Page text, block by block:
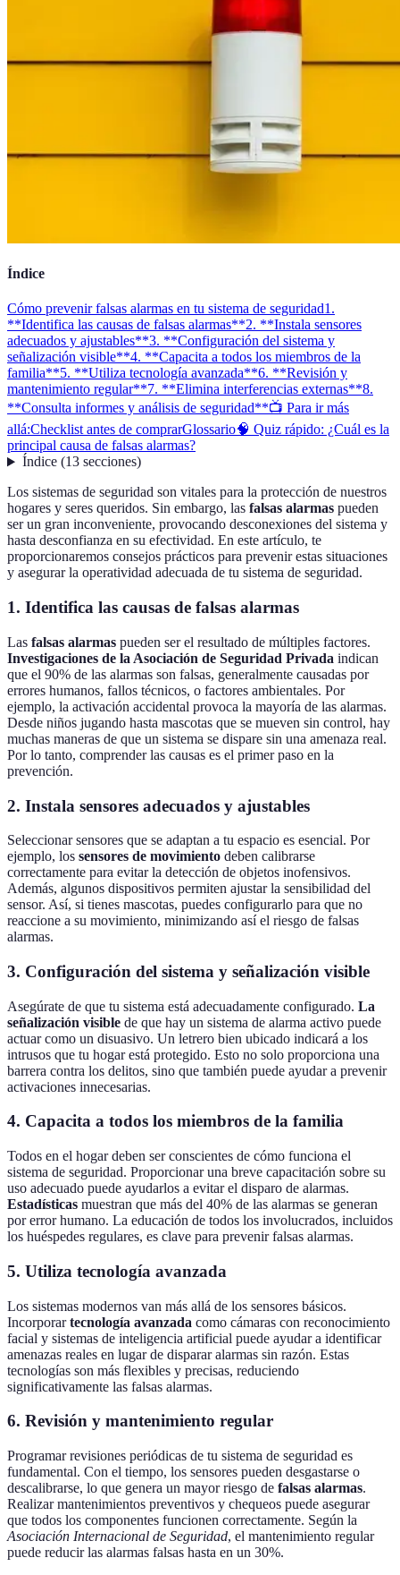
Índice
Cómo prevenir falsas alarmas en tu sistema de seguridad1.
**Identifica las causas de falsas alarmas**2. **Instala sensores
adecuados y ajustables**3. **Configuración del sistema y
señalización visible**4. **Capacita a todos los miembros de la
familia**5. **Utiliza tecnología avanzada**6. **Revisión y
mantenimiento regular**7. **Elimina interferencias externas**8.
**Consulta informes y análisis de seguridad**📺 Para ir más
allá:Checklist antes de comprarGlossario🧠 Quiz rápido: ¿Cuál es la
principal causa de falsas alarmas?
Índice(13 secciones)
Los sistemas de seguridad son vitales para la protección de nuestros
hogares y seres queridos. Sin embargo, las falsas alarmas pueden
ser un gran inconveniente, provocando desconexiones del sistema y
hasta desconfianza en su efectividad. En este artículo, te
proporcionaremos consejos prácticos para prevenir estas situaciones
y asegurar la operatividad adecuada de tu sistema de seguridad.
1. Identifica las causas de falsas alarmas
Las falsas alarmas pueden ser el resultado de múltiples factores.
Investigaciones de la Asociación de Seguridad Privada indican
que el 90% de las alarmas son falsas, generalmente causadas por
errores humanos, fallos técnicos, o factores ambientales. Por
ejemplo, la activación accidental provoca la mayoría de las alarmas.
Desde niños jugando hasta mascotas que se mueven sin control, hay
muchas maneras de que un sistema se dispare sin una amenaza real.
Por lo tanto, comprender las causas es el primer paso en la
prevención.
2. Instala sensores adecuados y ajustables
Seleccionar sensores que se adaptan a tu espacio es esencial. Por
ejemplo, los sensores de movimiento deben calibrarse
correctamente para evitar la detección de objetos inofensivos.
Además, algunos dispositivos permiten ajustar la sensibilidad del
sensor. Así, si tienes mascotas, puedes configurarlo para que no
reaccione a su movimiento, minimizando así el riesgo de falsas
alarmas.
3. Configuración del sistema y señalización visible
Asegúrate de que tu sistema está adecuadamente configurado. La
señalización visible de que hay un sistema de alarma activo puede
actuar como un disuasivo. Un letrero bien ubicado indicará a los
intrusos que tu hogar está protegido. Esto no solo proporciona una
barrera contra los delitos, sino que también puede ayudar a prevenir
activaciones innecesarias.
4. Capacita a todos los miembros de la familia
Todos en el hogar deben ser conscientes de cómo funciona el
sistema de seguridad. Proporcionar una breve capacitación sobre su
uso adecuado puede ayudarlos a evitar el disparo de alarmas.
Estadísticas muestran que más del 40% de las alarmas se generan
por error humano. La educación de todos los involucrados, incluidos
los huéspedes regulares, es clave para prevenir falsas alarmas.
5. Utiliza tecnología avanzada
Los sistemas modernos van más allá de los sensores básicos.
Incorporartecnología avanzada como cámaras con reconocimiento
facial y sistemas de inteligencia artificial puede ayudar a identificar
amenazas reales en lugar de disparar alarmas sin razón. Estas
tecnologías son más flexibles y precisas, reduciendo
significativamente las falsas alarmas.
6. Revisión y mantenimiento regular
Programar revisiones periódicas de tu sistema de seguridad es
fundamental. Con el tiempo, los sensores pueden desgastarse o
descalibrarse, lo que genera un mayor riesgo de falsas alarmas.
Realizar mantenimientos preventivos y chequeos puede asegurar
que todos los componentes funcionen correctamente. Según la
Asociación Internacional de Seguridad, el mantenimiento regular
puede reducir las alarmas falsas hasta en un 30%.